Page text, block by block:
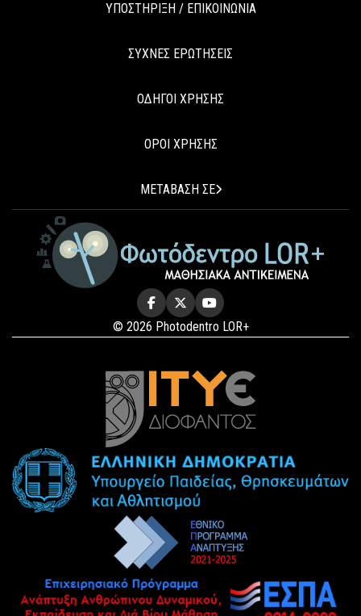
ΥΠΟΣΤΗΡΙΞΗ / ΕΠΙΚΟΙΝΩΝΙΑ
ΣΥΧΝΕΣ ΕΡΩΤΗΣΕΙΣ
ΟΔΗΓΟΙ ΧΡΗΣΗΣ
ΟΡΟΙ ΧΡΗΣΗΣ
ΜΕΤΑΒΑΣΗ ΣΕ
© 2026 Photodentro LOR+